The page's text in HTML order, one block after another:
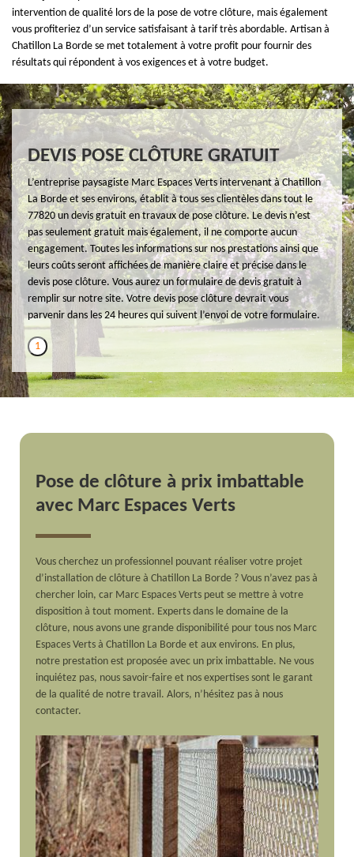
intervention de qualité lors de la pose de votre clôture, mais également
vous profiteriez d’un service satisfaisant à tarif très abordable. Artisan à
Chatillon La Borde se met totalement à votre profit pour fournir des
résultats qui répondent à vos exigences et à votre budget.
DEVIS POSE CLÔTURE GRATUIT
L’entreprise paysagiste Marc Espaces Verts intervenant à Chatillon
La Borde et ses environs, établit à tous ses clientèles dans tout le
77820 un devis gratuit en travaux de pose clôture. Le devis n’est
pas seulement gratuit mais également, il ne comporte aucun
engagement. Toutes les informations sur nos prestations ainsi que
leurs coûts seront affichées de manière claire et précise dans le
devis pose clôture. Vous aurez un formulaire de devis gratuit à
remplir sur notre site. Votre devis pose clôture devrait vous
parvenir dans les 24 heures qui suivent l’envoi de votre formulaire.
1
Pose de clôture à prix imbattable
avec Marc Espaces Verts
Vous cherchez un professionnel pouvant réaliser votre projet
d’installation de clôture à Chatillon La Borde ? Vous n’avez pas à
chercher loin, car Marc Espaces Verts peut se mettre à votre
disposition à tout moment. Experts dans le domaine de la
clôture, nous avons une grande disponibilité pour tous nos Marc
Espaces Verts à Chatillon La Borde et aux environs. En plus,
notre prestation est proposée avec un prix imbattable. Ne vous
inquiétez pas, nous savoir-faire et nos expertises sont le garant
de la qualité de notre travail. Alors, n’hésitez pas à nous
contacter.